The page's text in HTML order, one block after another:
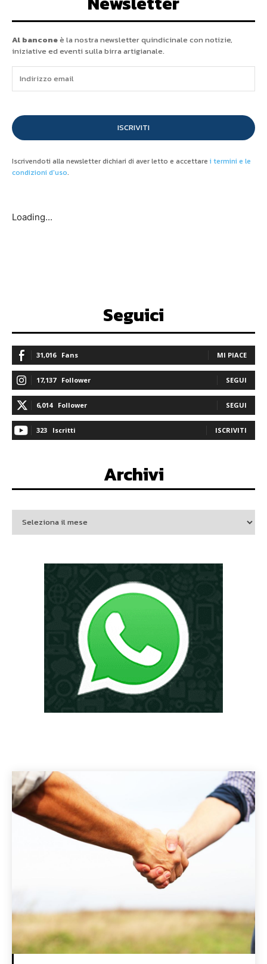
Al banconeè la nostra newsletter quindicinale con notizie,
iniziative ed eventi sulla birra artigianale.
ISCRIVITI
Iscrivendoti alla newsletter dichiari di aver letto e accettare i termini e le
condizioni d'uso.
Loading...
Seguici
31,016 Fans MI PIACE
17,137 Follower SEGUI
6,014 Follower SEGUI
323 Iscritti ISCRIVITI
Archivi